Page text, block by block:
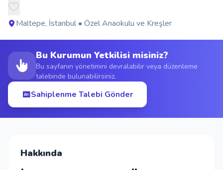
Şehirler
Duyurular
S.S.S.
Blog
Maltepe, İstanbul • Özel Anaokulu ve Kreşler
Bu Kurumun Yetkilisi misiniz?
Bu sayfanın yönetimini devralabilir veya düzenleme
talebinde bulunabilirsiniz.
Sahiplenme Talebi Gönder
Hakkında